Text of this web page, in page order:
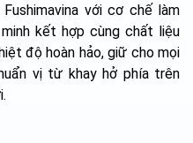
với cơ chế làm
kết hợp cùng chất liệu
độ hoàn hảo, giữ cho mọi
vị từ khay hở phía trên